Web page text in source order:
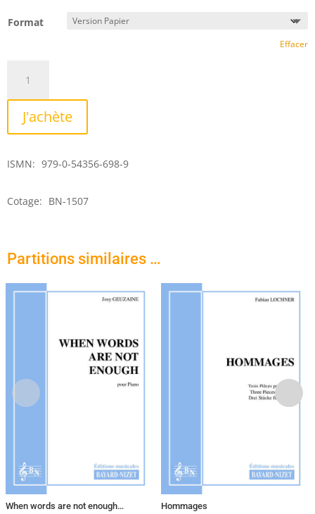
Format
Effacer
Album
Noël
J'achète
ISMN: 979-0-54356-698-9
Cotage: BN-1507
Partitions similaires …
When words are not enough… Hommages